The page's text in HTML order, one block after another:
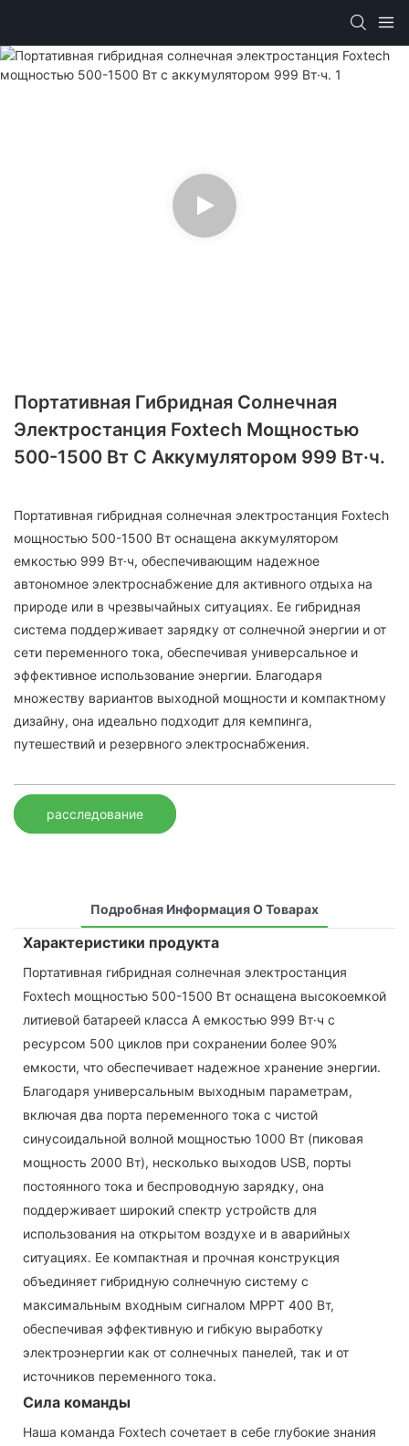
Портативная Гибридная Солнечная
Электростанция Foxtech Мощностью
500-1500 Вт С Аккумулятором 999 Вт·ч.
Портативная гибридная солнечная электростанция Foxtech
мощностью 500-1500 Вт оснащена аккумулятором
емкостью 999 Вт·ч, обеспечивающим надежное
автономное электроснабжение для активного отдыха на
природе или в чрезвычайных ситуациях. Ее гибридная
система поддерживает зарядку от солнечной энергии и от
сети переменного тока, обеспечивая универсальное и
эффективное использование энергии. Благодаря
множеству вариантов выходной мощности и компактному
дизайну, она идеально подходит для кемпинга,
путешествий и резервного электроснабжения.
расследование
Подробная Информация О Товарах
Характеристики продукта
Портативная гибридная солнечная электростанция
Foxtech мощностью 500-1500 Вт оснащена высокоемкой
литиевой батареей класса А емкостью 999 Вт·ч с
ресурсом 500 циклов при сохранении более 90%
емкости, что обеспечивает надежное хранение энергии.
Благодаря универсальным выходным параметрам,
включая два порта переменного тока с чистой
синусоидальной волной мощностью 1000 Вт (пиковая
мощность 2000 Вт), несколько выходов USB, порты
постоянного тока и беспроводную зарядку, она
поддерживает широкий спектр устройств для
использования на открытом воздухе и в аварийных
ситуациях. Ее компактная и прочная конструкция
объединяет гибридную солнечную систему с
максимальным входным сигналом MPPT 400 Вт,
обеспечивая эффективную и гибкую выработку
электроэнергии как от солнечных панелей, так и от
источников переменного тока.
Сила команды
Наша команда Foxtech сочетает в себе глубокие знания